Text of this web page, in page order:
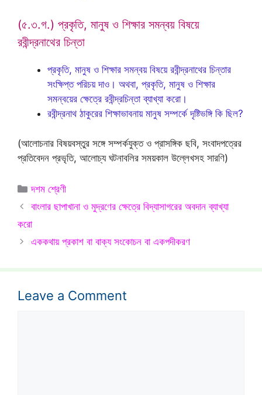
(৫.৩.গ.) প্রকৃতি, মানুষ ও শিক্ষার সমন্বয় বিষয়ে
রবীন্দ্রনাথের চিন্তা
প্রকৃতি, মানুষ ও শিক্ষার সমন্বয় বিষয়ে রবীন্দ্রনাথের চিন্তার
সংক্ষিপ্ত পরিচয় দাও। অথবা, প্রকৃতি, মানুষ ও শিক্ষার
সমন্বয়ের ক্ষেত্রে রবীন্দ্রচিন্তা ব্যাখ্যা করো।
রবীন্দ্রনাথ ঠাকুরের শিক্ষাভাবনায় মানুষ সম্পর্কে দৃষ্টিভঙ্গি কি ছিল?
(আলোচনার বিষয়বস্তুর সঙ্গে সম্পর্কযুক্ত ও প্রাসঙ্গিক ছবি, সংবাদপত্রের
প্রতিবেদন প্রভৃতি, আলোচ্য ঘটনাবলির সময়কাল উল্লেখসহ সারণি)
Categories
দশম শ্রেণী
বাংলার ছাপাখানা ও মুদ্রণের ক্ষেত্রে বিদ্যাসাগরের অবদান ব্যাখ্যা
করো
এককথায় প্রকাশ বা বাক্য সংকোচন বা একপদীকরণ
Leave a Comment